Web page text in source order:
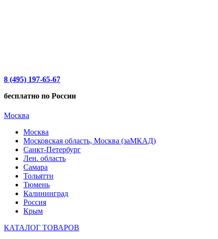
8 (495) 197-65-67
бесплатно по России
Москва
Москва
Московская область, Москва (заМКАД)
Санкт-Петербург
Лен. область
Самара
Тольятти
Тюмень
Калининград
Россия
Крым
КАТАЛОГ ТОВАРОВ